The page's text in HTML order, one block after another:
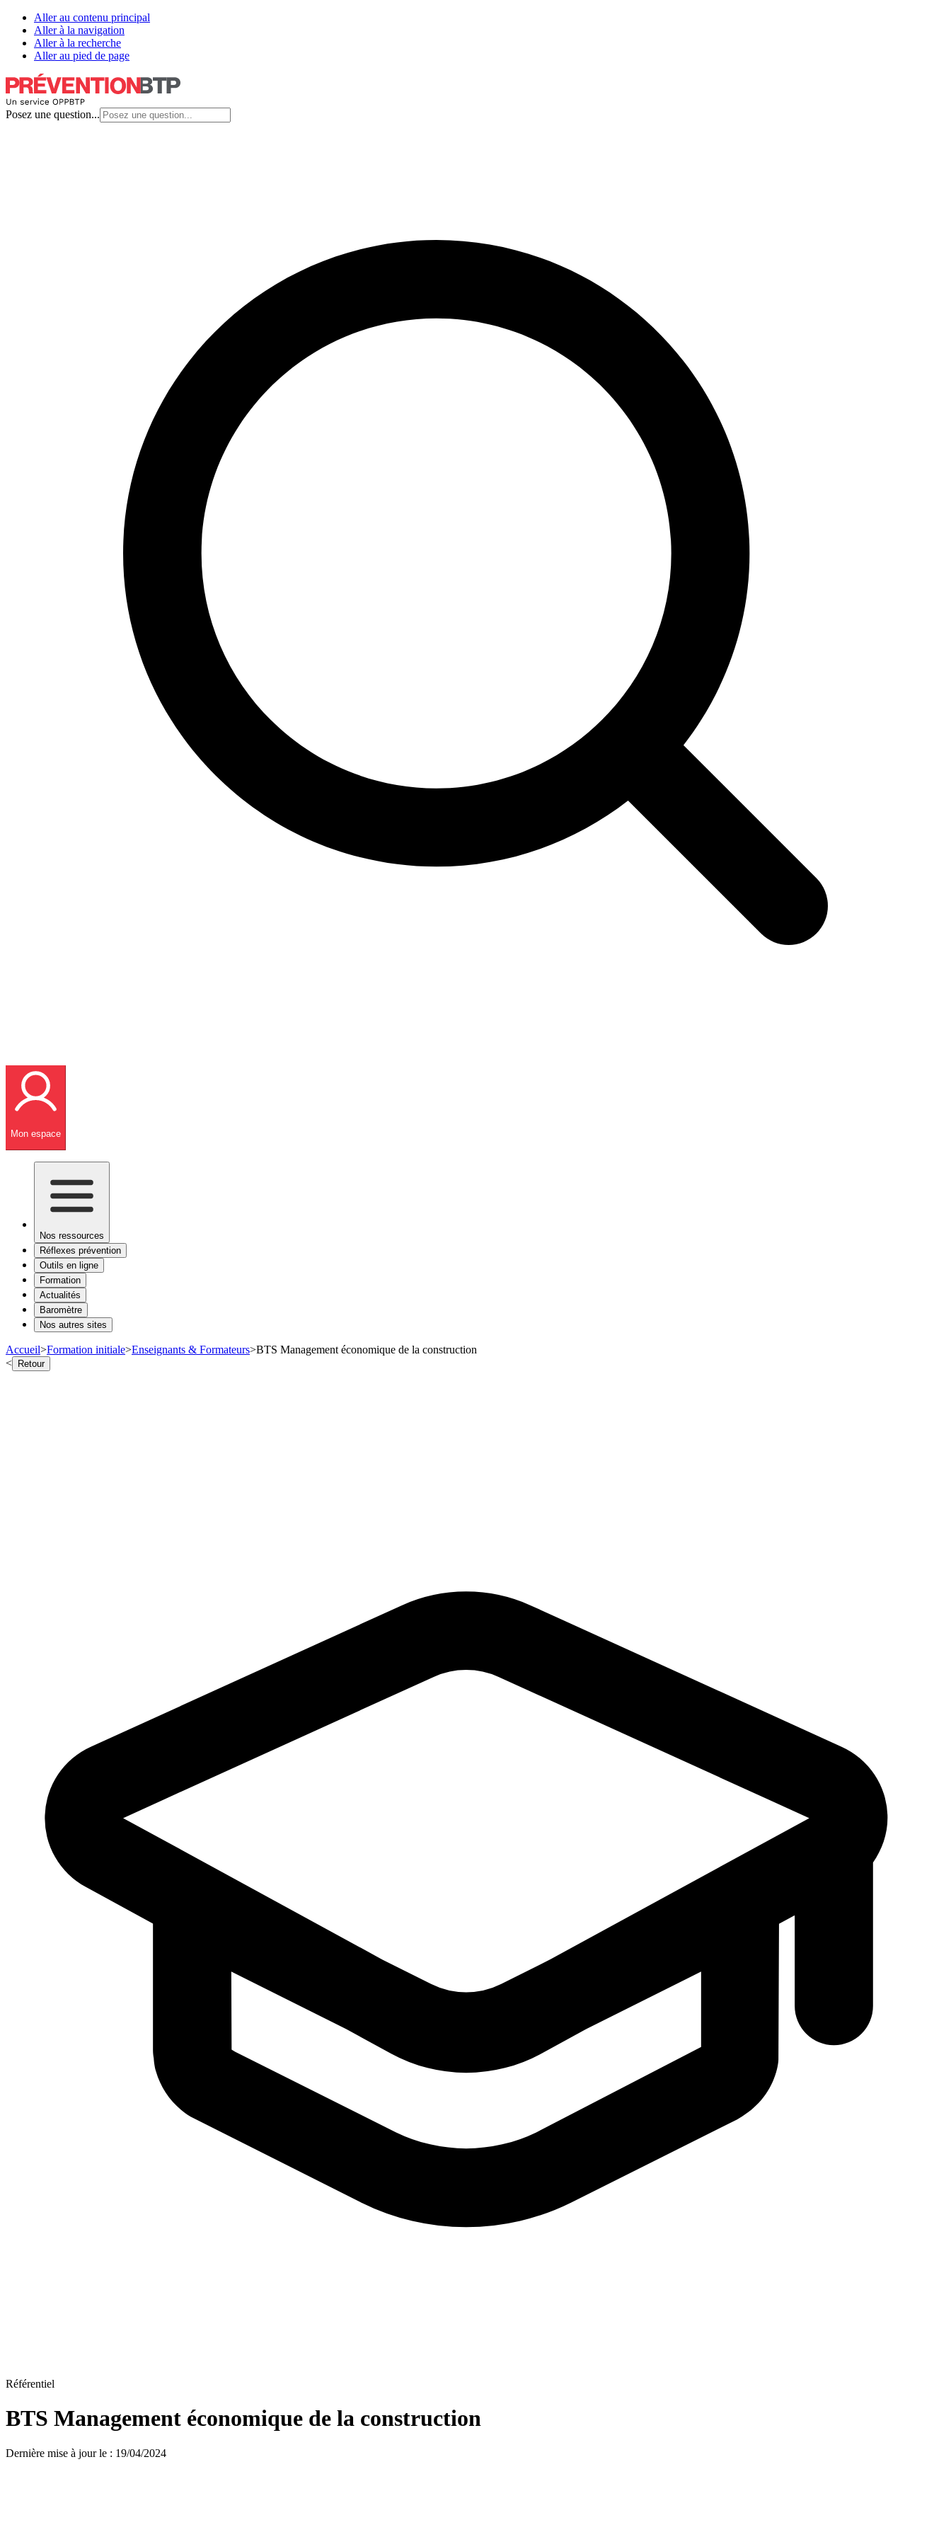
Aller au contenu principal
Aller à la navigation
Aller à la recherche
Aller au pied de page
Posez une question...
Mon espace
Nos ressources
Réflexes prévention
Outils en ligne
Formation
Actualités
Baromètre
Nos autres sites
Accueil>Formation initiale>Enseignants & Formateurs>BTS Management économique de la construction
< Retour
Référentiel
BTS Management économique de la construction
Dernière mise à jour le : 19/04/2024